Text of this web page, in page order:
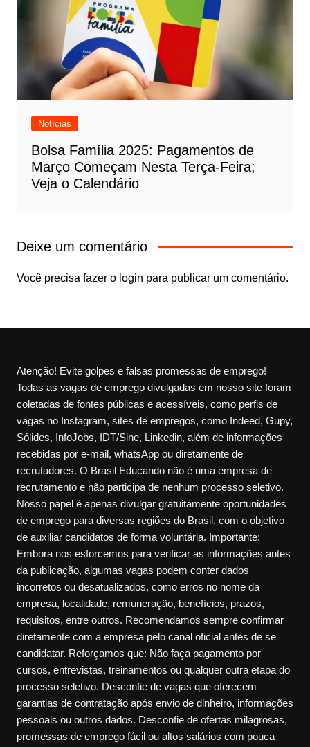
Notícias
Bolsa Família 2025: Pagamentos de
Março Começam Nesta Terça-Feira;
Veja o Calendário
Deixe um comentário
Você precisa fazer o login para publicar um comentário.
Atenção! Evite golpes e falsas promessas de emprego!
Todas as vagas de emprego divulgadas em nosso site foram
coletadas de fontes públicas e acessíveis, como perfis de
vagas no Instagram, sites de empregos, como Indeed, Gupy,
Sólides, InfoJobs, IDT/Sine, Linkedin, além de informações
recebidas por e-mail, whatsApp ou diretamente de
recrutadores. O Brasil Educando não é uma empresa de
recrutamento e não participa de nenhum processo seletivo.
Nosso papel é apenas divulgar gratuitamente oportunidades
de emprego para diversas regiões do Brasil, com o objetivo
de auxiliar candidatos de forma voluntária. Importante:
Embora nos esforcemos para verificar as informações antes
da publicação, algumas vagas podem conter dados
incorretos ou desatualizados, como erros no nome da
empresa, localidade, remuneração, benefícios, prazos,
requisitos, entre outros. Recomendamos sempre confirmar
diretamente com a empresa pelo canal oficial antes de se
candidatar. Reforçamos que: Não faça pagamento por
cursos, entrevistas, treinamentos ou qualquer outra etapa do
processo seletivo. Desconfie de vagas que oferecem
garantias de contratação após envio de dinheiro, informações
pessoais ou outros dados. Desconfie de ofertas milagrosas,
promessas de emprego fácil ou altos salários com pouca